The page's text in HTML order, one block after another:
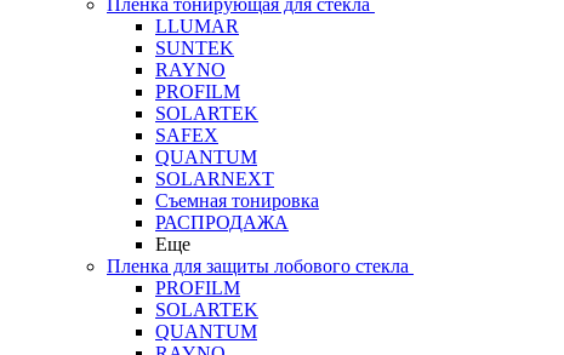
Пленка тонирующая для стекла
LLUMAR
SUNTEK
RAYNO
PROFILM
SOLARTEK
SAFEX
QUANTUM
SOLARNEXT
Съемная тонировка
РАСПРОДАЖА
Еще
Пленка для защиты лобового стекла
PROFILM
SOLARTEK
QUANTUM